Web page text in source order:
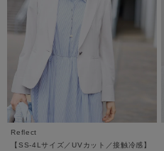
Reflect
【SS-4Lサイズ／UVカット／接触冷感】